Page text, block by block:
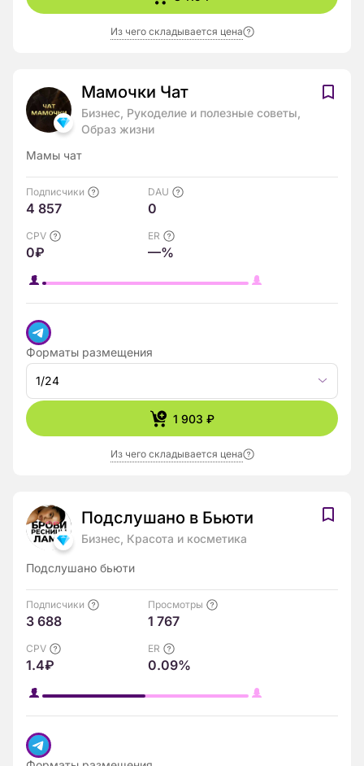
Из чего складывается цена
Мамочки Чат
Бизнес, Рукоделие и полезные советы,
Образ жизни
Мамы чат
Подписчики
4 857
DAU
0
CPV
0₽
ER
—%
Форматы размещения
1/24
1 903 ₽
Из чего складывается цена
Подслушано в Бьюти
Бизнес, Красота и косметика
Подслушано бьюти
Подписчики
3 688
Просмотры
1 767
CPV
1.4₽
ER
0.09%